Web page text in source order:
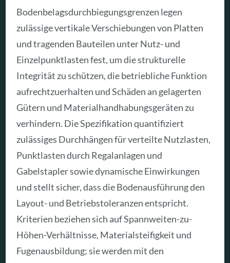
Bodenbelagsdurchbiegungsgrenzen legen
zulässige vertikale Verschiebungen von Platten
und tragenden Bauteilen unter Nutz- und
Einzelpunktlasten fest, um die strukturelle
Integrität zu schützen, die betriebliche Funktion
aufrechtzuerhalten und Schäden an gelagerten
Gütern und Materialhandhabungsgeräten zu
verhindern. Die Spezifikation quantifiziert
zulässiges Durchhängen für verteilte Nutzlasten,
Punktlasten durch Regalanlagen und
Gabelstapler sowie dynamische Einwirkungen
und stellt sicher, dass die Bodenausführung den
Layout- und Betriebstoleranzen entspricht.
Kriterien beziehen sich auf Spannweiten-zu-
Höhen-Verhältnisse, Materialsteifigkeit und
Fugen­ausbildung; sie werden mit den